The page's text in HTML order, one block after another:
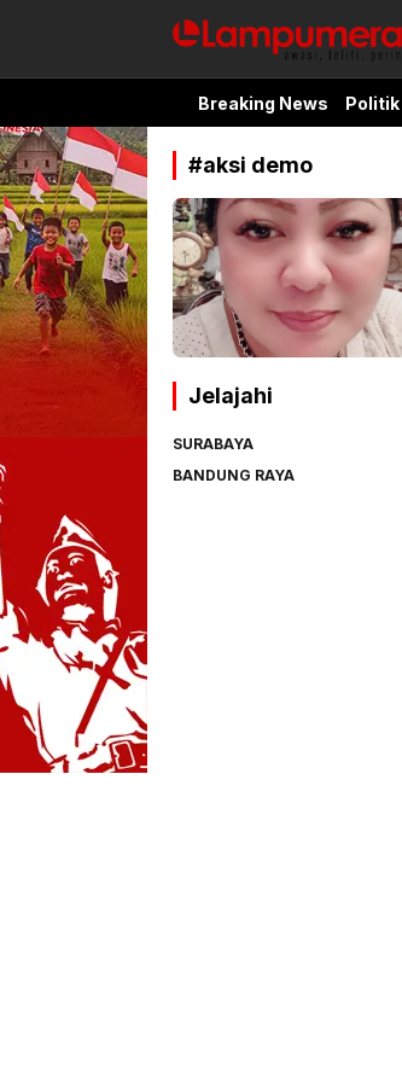
lampu merah
Awasi, teliti, peringati
Breaking News Politik
#aksi demo
Jelajahi
SURABAYA
BANDUNG RAYA